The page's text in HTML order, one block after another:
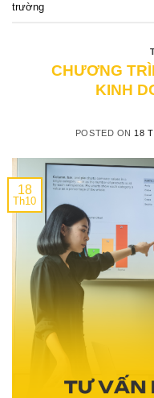
trường
CHƯƠNG
KINH
POSTED ON 18
18
Th10